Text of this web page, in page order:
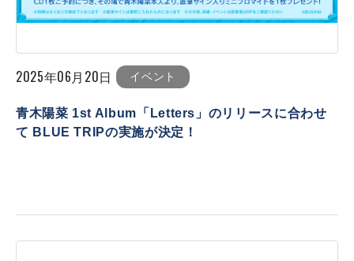
2025年06月20日 イベント
青木陽菜 1st Album「Letters」のリリースに合わせ
て BLUE TRIPの実施が決定！